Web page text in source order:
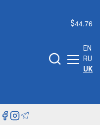
44.76
EN
RU
UK